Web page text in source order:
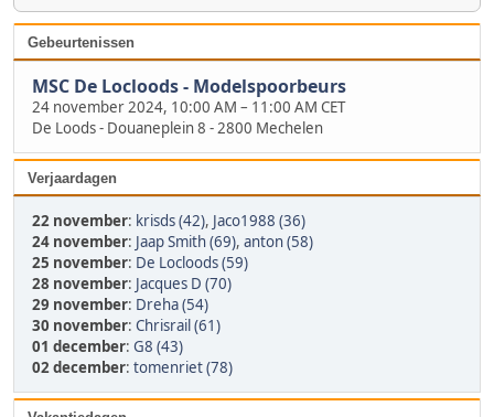
Gebeurtenissen
MSC De Locloods - Modelspoorbeurs
24 november 2024, 10:00 AM – 11:00 AM CET
De Loods - Douaneplein 8 - 2800 Mechelen
Verjaardagen
22 november: krisds (42), Jaco1988 (36)
24 november: Jaap Smith (69), anton (58)
25 november: De Locloods (59)
28 november: Jacques D (70)
29 november: Dreha (54)
30 november: Chrisrail (61)
01 december: G8 (43)
02 december: tomenriet (78)